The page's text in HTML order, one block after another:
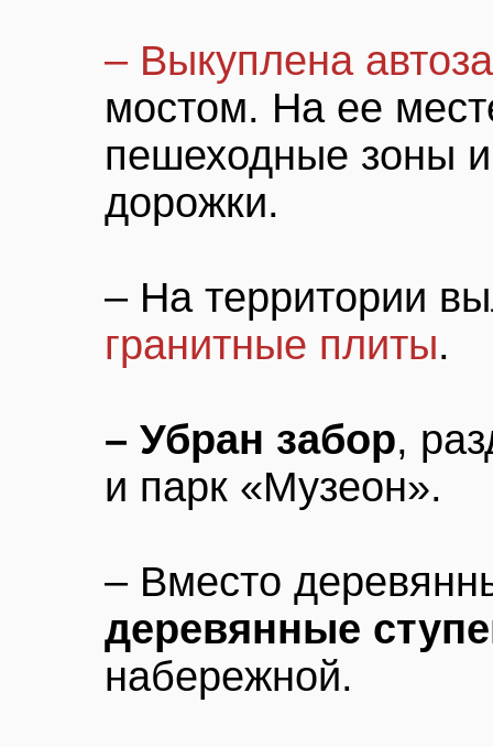
– Выкуплена
мостом. На ее
пешеходные зоны
дорожки.
– На территории
гранитные плиты.
– Убран забор,
и парк «Музеон».
– Вместо
деревянные
набережной.